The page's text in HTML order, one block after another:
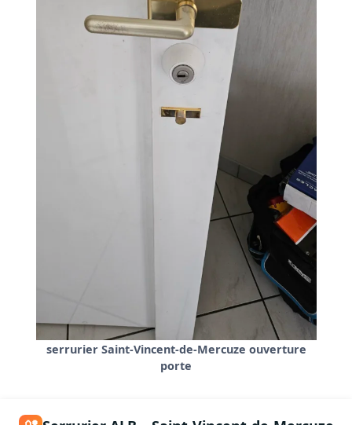
serrurier Saint-Vincent-de-Mercuze ouverture
porte